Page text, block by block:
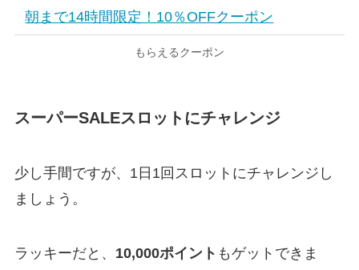
朝まで14時間限定！10％OFFクーポン
もらえるクーポン
スーパーSALEスロットにチャレンジ
少し手間ですが、1日1回スロットにチャレンジし
ましょう。
ラッキーだと、 10,000ポイント もゲットできま